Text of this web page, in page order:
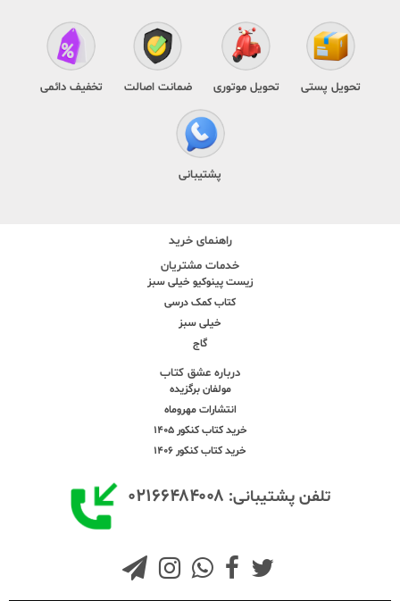
تحویل پستی تحویل موتوری ضمانت اصالت تخفیف دائمی
پشتیبانی
راهنمای خرید
خدمات مشتریان
زیست پینوکیو خیلی سبز
کتاب کمک درسی
خیلی سبز
گاج
درباره عشق کتاب
مولفان برگزیده
انتشارات مهروماه
خرید کتاب کنکور 1405
خرید کتاب کنکور 1406
تلفن پشتیبانی: ۰۲۱۶۶۴۸۴۰۰۸